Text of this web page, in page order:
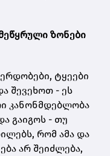
ზონები
ტყეები
შევეხოთ - ეს
კანონმდებლობა
გაიგოს - თუ
რომ ამა და
არ შეიძლება,